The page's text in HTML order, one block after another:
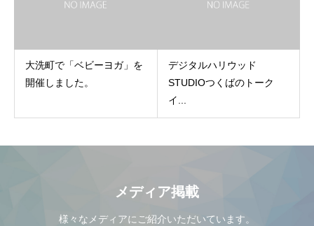
大洗町で「ベビーヨガ」を
開催しました。
デジタルハリウッド
STUDIOつくばのトーク
イ...
メディア掲載
様々なメディアにご紹介いただいています。